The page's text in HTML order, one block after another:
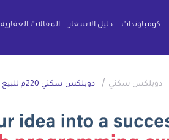
كومباوندات دليل الاسعار المقالات العقارية
دوبلكس سكني / دوبلكس سكني 220م للبيع كاش بالقاهرة الجديدة القاهرة